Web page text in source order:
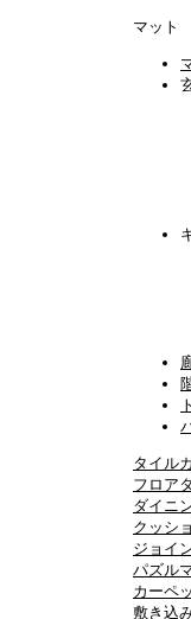
マット
タイル
フロア
ダイニ
クッシ
ジョイ
パズル
カーペ
敷き込